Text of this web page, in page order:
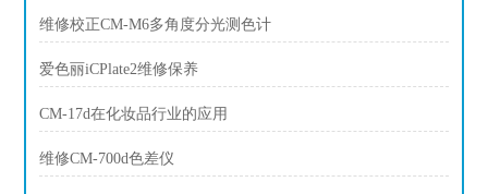
维修校正CM-M6多角度分光测色计
爱色丽iCPlate2维修保养
CM-17d在化妆品行业的应用
维修CM-700d色差仪